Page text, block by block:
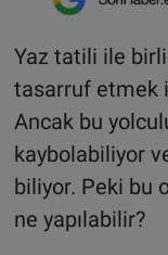
Yaz tatili ile
tasarruf etmek
Ancak bu
kaybolabiliyor
biliyor. Peki bu
ne yapılabilir?